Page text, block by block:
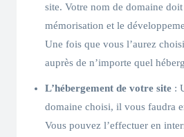
site. Votre nom de domaine
mémorisation et le
Une fois que vous l’aurez
auprès de n’importe quel
L’hébergement de votre site :
domaine choisi, il vous faudra
Vous pouvez l’effectuer en